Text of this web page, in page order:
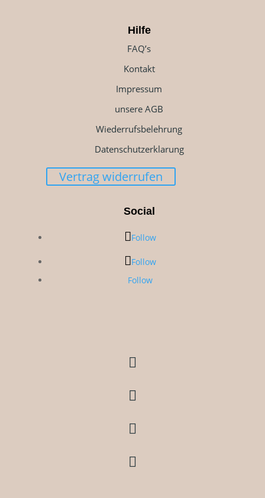
Hilfe
FAQ’s
Kontakt
Impressum
unsere AGB
Wiederrufsbelehrung
Datenschutzerklarung
Vertrag widerrufen
Social
Follow
Follow
Follow



